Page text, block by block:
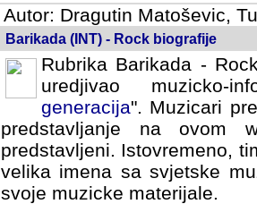
Autor: Dragutin Matoševic,
Barikada (INT) - Rock biografije
Rubrika Barikada -
uredjivao muzicko-
Muzicari predstavljeni u
na ovom web portalu
Istovremeno, tim nacinom
sa svjetske muzicke scene
materijale.